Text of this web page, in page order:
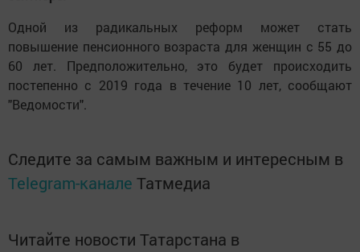
Одной из радикальных реформ может стать
повышение пенсионного возраста для женщин с 55 до
60 лет. Предположительно, это будет происходить
постепенно с 2019 года в течение 10 лет, сообщают
"Ведомости".
Следите за самым важным и интересным в
Telegram-канале Татмедиа
Читайте новости Татарстана в